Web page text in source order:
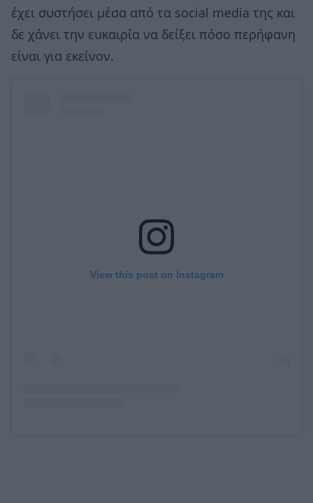
έχει συστήσει μέσα από τα social media της και
δε χάνει την ευκαιρία να δείξει πόσο περήφανη
είναι για εκείνον.
View this post on Instagram